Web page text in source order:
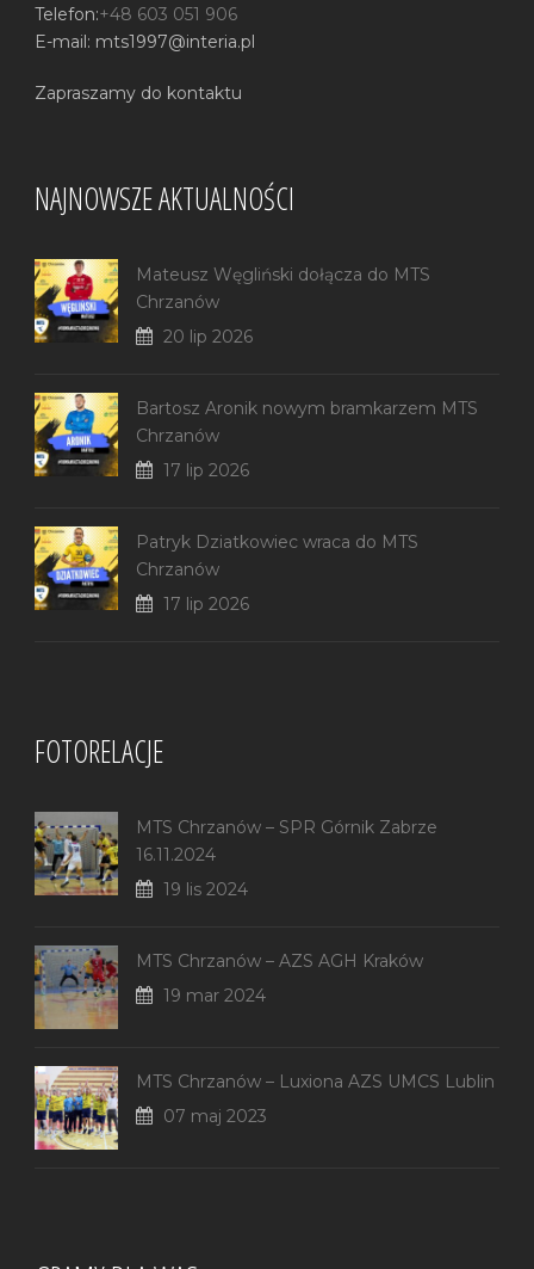
Telefon:+48 603 051 906
E-mail: mts1997@interia.pl
Zapraszamy do kontaktu
NAJNOWSZE AKTUALNOŚCI
Mateusz Węgliński dołącza do MTS
Chrzanów
20 lip 2026
Bartosz Aronik nowym bramkarzem MTS
Chrzanów
17 lip 2026
Patryk Dziatkowiec wraca do MTS
Chrzanów
17 lip 2026
FOTORELACJE
MTS Chrzanów – SPR Górnik Zabrze
16.11.2024
19 lis 2024
MTS Chrzanów – AZS AGH Kraków
19 mar 2024
MTS Chrzanów – Luxiona AZS UMCS Lublin
07 maj 2023